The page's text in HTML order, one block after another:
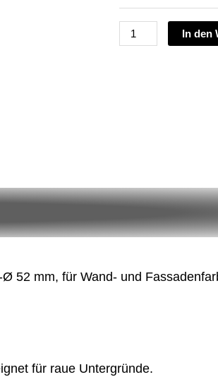
Großflächenwalze
In den
52 mm, für Wand- und
für raue Untergründe.